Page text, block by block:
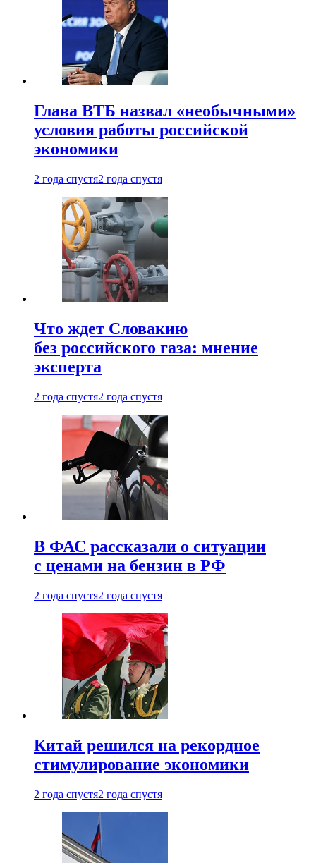
Глава ВТБ назвал «необычными»
условия работы российской
экономики
2 года спустя2 года спустя
Что ждет Словакию
без российского газа: мнение
эксперта
2 года спустя2 года спустя
В ФАС рассказали о ситуации
с ценами на бензин в РФ
2 года спустя2 года спустя
Китай решился на рекордное
стимулирование экономики
2 года спустя2 года спустя